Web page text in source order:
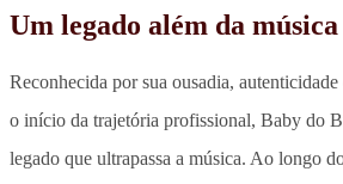
Um legado além da música
Reconhecida por sua ousadia,
o início da trajetória profissional, Baby do
legado que ultrapassa a música. Ao longo